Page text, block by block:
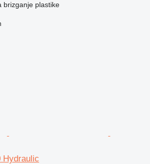
brizganje plastike
Hydraulic